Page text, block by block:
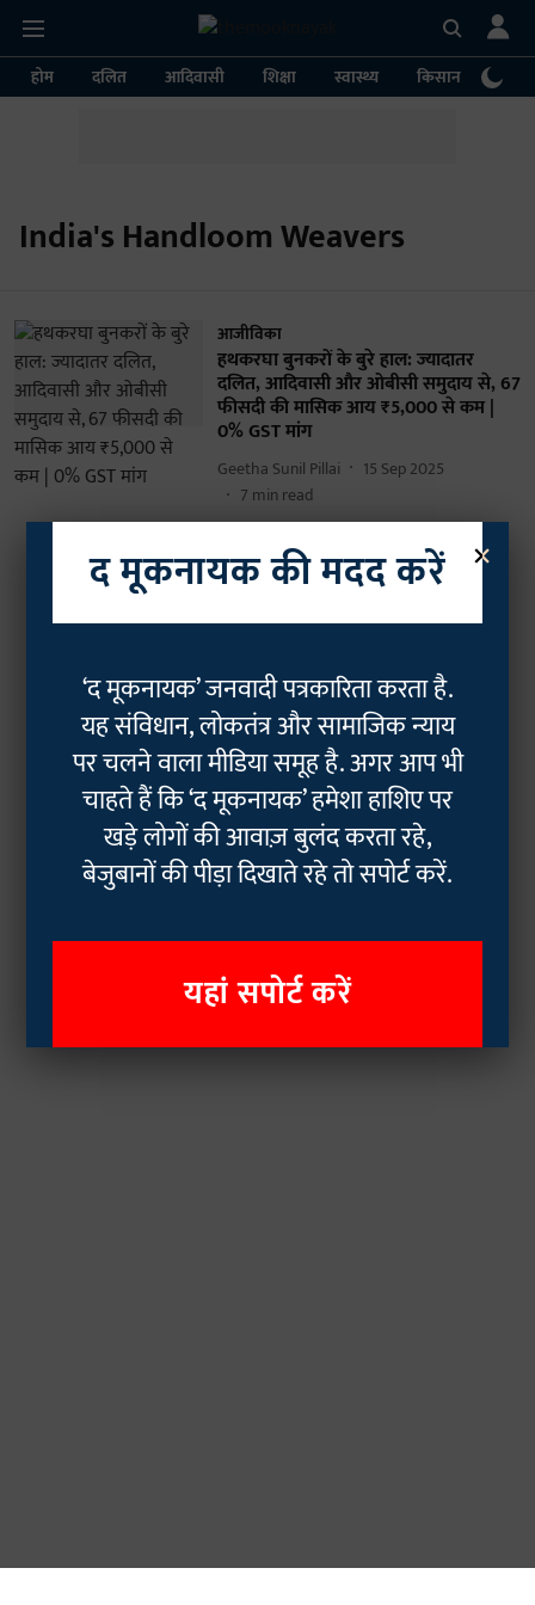
होम दलित आदिवासी शिक्षा स्वास्थ्य किसान
India's Handloom Weavers
आजीविका
हथकरघा बुनकरों के बुरे हाल: ज्यादातर
दलित, आदिवासी और ओबीसी समुदाय से, 67
फीसदी की मासिक आय ₹5,000 से कम |
0% GST मांग
Geetha Sunil Pillai
15 Sep 2025
7 min read
×
द मूकनायक की मदद करें
‘द मूकनायक’ जनवादी पत्रकारिता करता है.
यह संविधान, लोकतंत्र और सामाजिक न्याय
पर चलने वाला मीडिया समूह है. अगर आप भी
चाहते हैं कि ‘द मूकनायक’ हमेशा हाशिए पर
खड़े लोगों की आवाज़ बुलंद करता रहे,
बेजुबानों की पीड़ा दिखाते रहे तो सपोर्ट करें.
यहां सपोर्ट करें